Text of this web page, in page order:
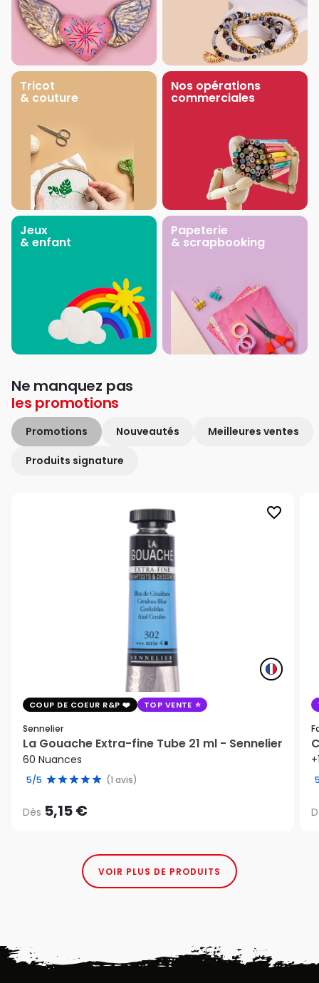
Tricot
& couture
Nos opérations
commerciales
Jeux
& enfant
Papeterie
& scrapbooking
Ne manquez pas
les promotions
Promotions Nouveautés Meilleures ventes
Produits signature
favorite_border
COUP DE COEUR R&P TOP VENTE
Sennelier
La Gouache Extra-fine Tube 21 ml - Sennelier
60 Nuances
5/5 (1 avis)
Dès 5,15 €
VOIR PLUS DE PRODUITS